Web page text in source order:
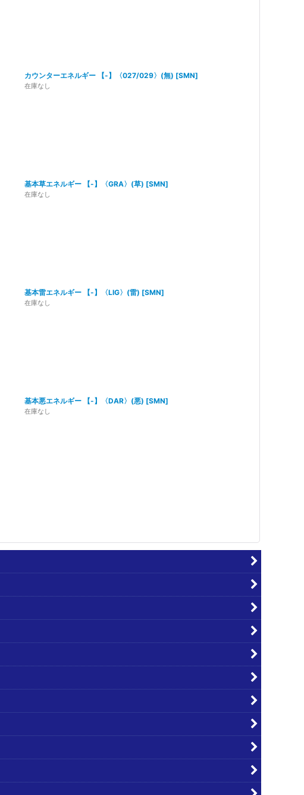
カウンターエネルギー 【-】〈027/029〉(無) [SMN]
在庫なし
基本草エネルギー 【-】〈GRA〉(草) [SMN]
在庫なし
基本雷エネルギー 【-】〈LIG〉(雷) [SMN]
在庫なし
基本悪エネルギー 【-】〈DAR〉(悪) [SMN]
在庫なし